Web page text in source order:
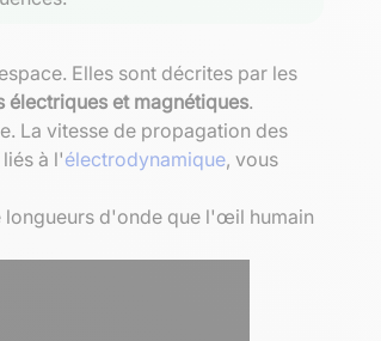
Elles sont décrites par les
électriques et magnétiques.
La vitesse de propagation des
à l'électrodynamique, vous
longueurs d'onde que l'œil humain